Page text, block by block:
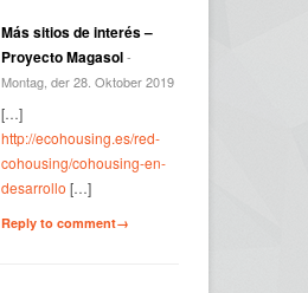
Más sitios de interés –
Proyecto Magasol-
Montag, der 28. Oktober 2019
[…]
http://ecohousing.es/red-
cohousing/cohousing-en-
desarrollo […]
Reply to comment→